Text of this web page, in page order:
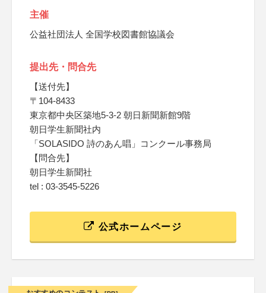
主催
公益社団法人 全国学校図書館協議会
提出先・問合先
【送付先】
〒104-8433
東京都中央区築地5-3-2 朝日新聞新館9階
朝日学生新聞社内
「SOLASIDO 詩のあん唱」コンクール事務局
【問合先】
朝日学生新聞社
tel : 03-3545-5226
公式ホームページ